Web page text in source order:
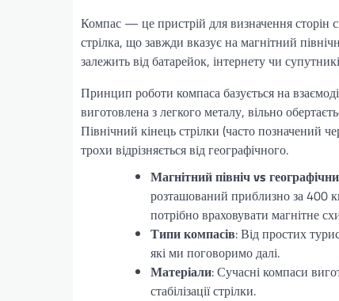
Компас — це пристрій для визначення сторін
стрілка, що завжди вказує на магнітний
залежить від батарейок, інтернету чи
Принцип роботи компаса базується на
виготовлена з легкого металу, вільно
Північний кінець стрілки (часто позначений
трохи відрізняється від географічного.
Магнітний північ vs
розташований приблизно за 400
потрібно враховувати магнітне
Типи компасів: Від простих
які ми поговоримо далі.
Матеріали: Сучасні компаси
стабілізації стрілки.